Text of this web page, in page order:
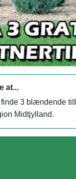
at...
finde 3 blændende
Midtjylland.